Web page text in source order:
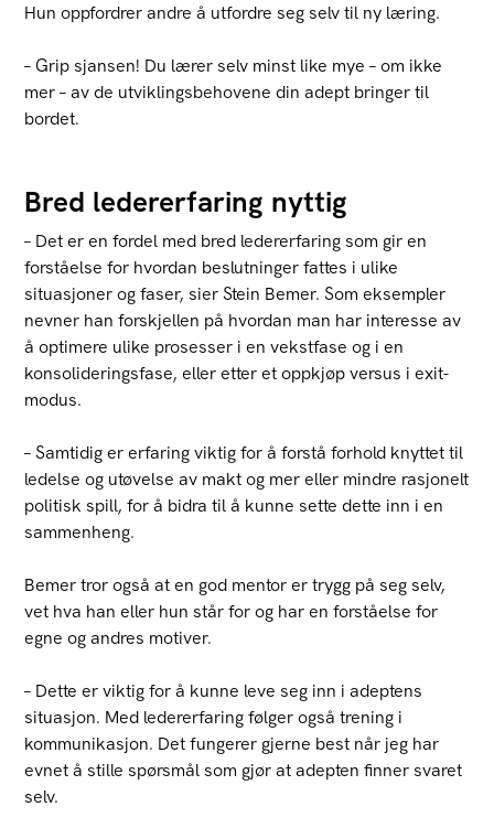
Hun oppfordrer andre å utfordre seg selv til ny læring.
– Grip sjansen! Du lærer selv minst like mye – om ikke
mer – av de utviklingsbehovene din adept bringer til
bordet.
Bred ledererfaring nyttig
– Det er en fordel med bred ledererfaring som gir en
forståelse for hvordan beslutninger fattes i ulike
situasjoner og faser, sier Stein Bemer. Som eksempler
nevner han forskjellen på hvordan man har interesse av
å optimere ulike prosesser i en vekstfase og i en
konsolideringsfase, eller etter et oppkjøp versus i exit-
modus.
– Samtidig er erfaring viktig for å forstå forhold knyttet til
ledelse og utøvelse av makt og mer eller mindre rasjonelt
politisk spill, for å bidra til å kunne sette dette inn i en
sammenheng.
Bemer tror også at en god mentor er trygg på seg selv,
vet hva han eller hun står for og har en forståelse for
egne og andres motiver.
– Dette er viktig for å kunne leve seg inn i adeptens
situasjon. Med ledererfaring følger også trening i
kommunikasjon. Det fungerer gjerne best når jeg har
evnet å stille spørsmål som gjør at adepten finner svaret
selv.